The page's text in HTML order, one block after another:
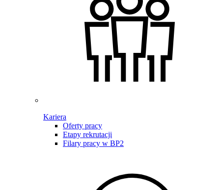
Kariera
Oferty pracy
Etapy rekrutacji
Filary pracy w BP2